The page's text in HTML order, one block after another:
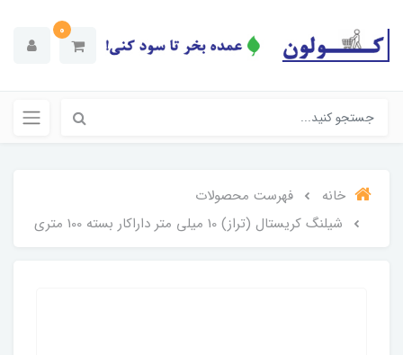
0
خانه
فهرست محصولات
شیلنگ کریستال (تراز) 10 میلی متر داراکار بسته 100 متری